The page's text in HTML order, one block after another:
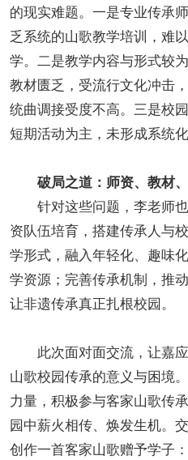
的现实难题。一是专业传承
乏系统的山歌教学培训，难
学。二是教学内容与形式较
教材匮乏，受流行文化冲击
统曲调接受度不高。三是校
短期活动为主，未形成系统
破局之道：师资、教材
针对这些问题，李老师也
资队伍培育，搭建传承人与
学形式，融入年轻化、趣味
学资源；完善传承机制，推
让非遗传承真正扎根校园。
此次面对面交流，让嘉应
山歌校园传承的意义与困境
力量，积极参与客家山歌传
园中薪火相传、焕发生机。
创作一首客家山歌赠予学子